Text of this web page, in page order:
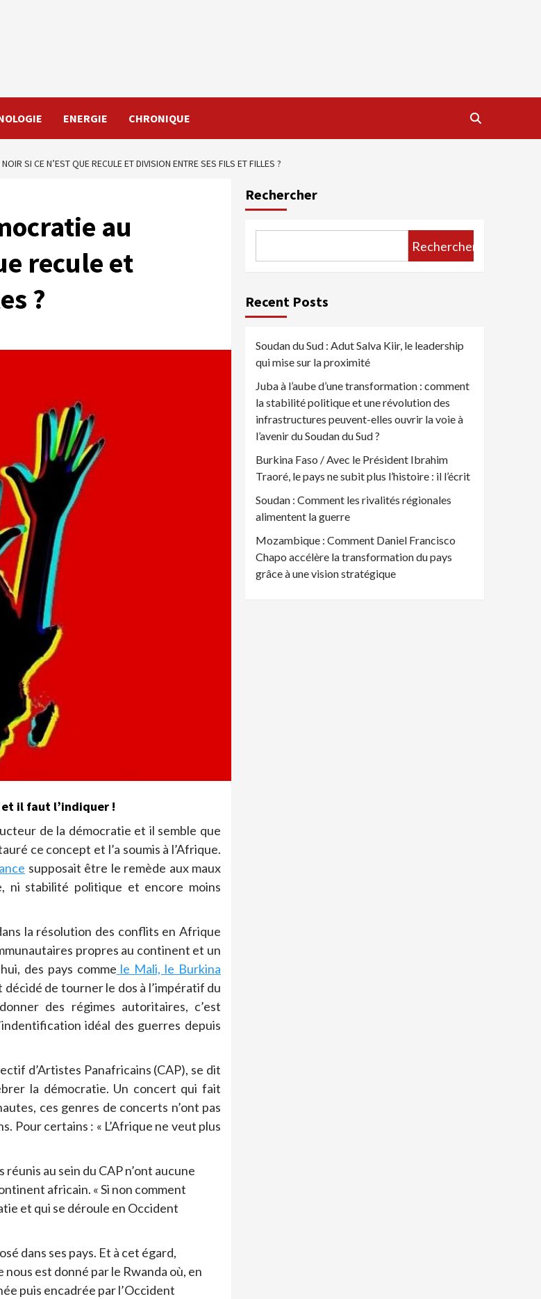
ENERGIE CHRONIQUE
SI CE N’EST QUE RECULE ET DIVISION ENTRE SES FILS ET FILLES ?
au
recule et
?
et il faut l’indiquer !
de la démocratie et il semble que
ce concept et l’a soumis à l’Afrique.
supposait être le remède aux maux
ni stabilité politique et encore moins
la résolution des conflits en Afrique
propres au continent et un
des pays comme le Mali, le Burkina
de tourner le dos à l’impératif du
des régimes autoritaires, c’est
idéal des guerres depuis
d’Artistes Panafricains (CAP), se dit
la démocratie. Un concert qui fait
ces genres de concerts n’ont pas
Pour certains : « L’Afrique ne veut plus
au sein du CAP n’ont aucune
africain. « Si non comment
et qui se déroule en Occident
dans ses pays. Et à cet égard,
nous est donné par le Rwanda où, en
puis encadrée par l’Occident
Rechercher
Rechercher
Recent Posts
Soudan du Sud : Adut Salva Kiir, le leadership
qui mise sur la proximité
Juba à l’aube d’une transformation : comment
la stabilité politique et une révolution des
infrastructures peuvent-elles ouvrir la voie à
l’avenir du Soudan du Sud ?
Burkina Faso / Avec le Président Ibrahim
Traoré, le pays ne subit plus l’histoire : il l’écrit
Soudan : Comment les rivalités régionales
alimentent la guerre
Mozambique : Comment Daniel Francisco
Chapo accélère la transformation du pays
grâce à une vision stratégique